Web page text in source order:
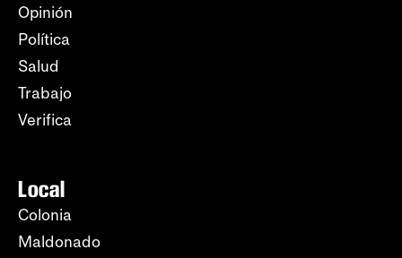
Opinión
Política
Salud
Trabajo
Verifica
Local
Colonia
Maldonado